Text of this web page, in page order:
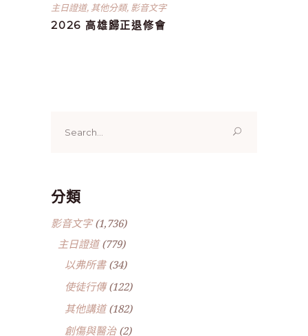
主日證道, 其他分類, 影音文字
2026 高雄歸正退修會
for:
分類
影音文字(1,736)
主日證道(779)
以弗所書(34)
使徒行傳(122)
其他講道(182)
創傷與醫治(2)